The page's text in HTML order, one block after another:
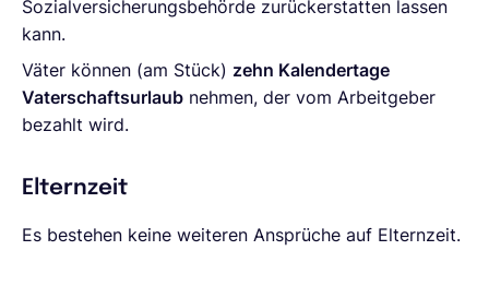
Sozialversicherungsbehörde zurückerstatten lassen
kann.
Väter können (am Stück) zehn Kalendertage
Vaterschaftsurlaub nehmen, der vom Arbeitgeber
bezahlt wird.
Elternzeit
Es bestehen keine weiteren Ansprüche auf Elternzeit.